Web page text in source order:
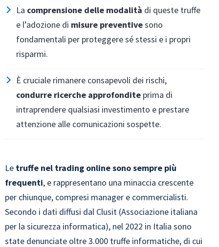
La comprensione delle modalità di queste truffe
e l’adozione di misure preventivesono
fondamentali per proteggere sé stessi e i propri
risparmi.
È cruciale rimanere consapevoli dei rischi,
condurre ricerche approfondite prima di
intraprendere qualsiasi investimento e prestare
attenzione alle comunicazioni sospette.
Le truffe nel trading online sono sempre più
frequenti, e rappresentano una minaccia crescente
per chiunque, compresi manager e commercialisti.
Secondo i dati diffusi dal Clusit (Associazione italiana
per la sicurezza informatica), nel 2022 in Italia sono
state denunciate oltre 3.000 truffe informatiche, di cui